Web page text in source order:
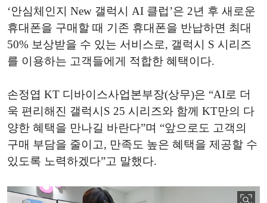
‘안심체인지 New 갤럭시 AI 클럽’은 2년 후 새로운
휴대폰을 구매할 때 기존 휴대폰을 반납하면 최대
50% 보상받을 수 있는 서비스로, 갤럭시 S 시리즈
를 이용하는 고객들에게 적합한 혜택이다.
손정엽 KT 디바이스사업본부장(상무)은 “AI로 더
욱 편리해진 갤럭시S 25 시리즈와 함께 KT만의 다
양한 혜택을 만나길 바란다”며 “앞으로도 고객의
구매 부담을 줄이고, 만족도 높은 혜택을 제공할 수
있도록 노력하겠다”고 말했다.